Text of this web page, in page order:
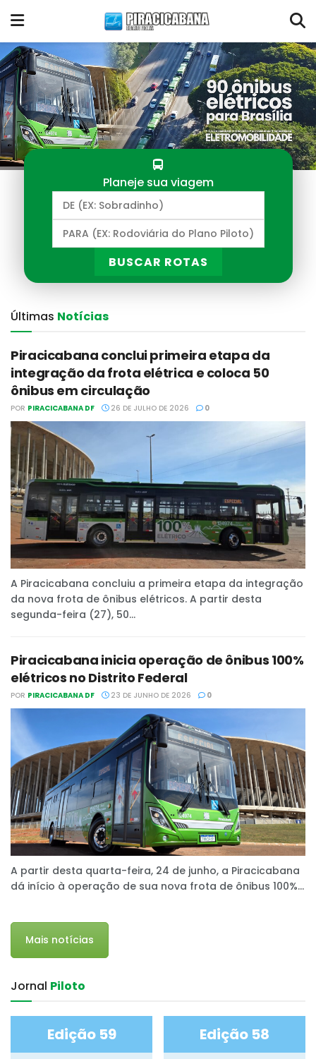
Planeje sua viagem
BUSCAR ROTAS
Últimas‎ Notícias
Piracicabana conclui primeira etapa da
integração da frota elétrica e coloca 50
ônibus em circulação
POR PIRACICABANA DF 26 DE JULHO DE 2026 0
A Piracicabana concluiu a primeira etapa da integração
da nova frota de ônibus elétricos. A partir desta
segunda-feira (27), 50...
Piracicabana inicia operação de ônibus 100%
elétricos no Distrito Federal
POR PIRACICABANA DF 23 DE JUNHO DE 2026 0
A partir desta quarta-feira, 24 de junho, a Piracicabana
dá início à operação de sua nova frota de ônibus 100%...
Mais notícias
Jornal‎ Piloto
Edição 59 Edição 58